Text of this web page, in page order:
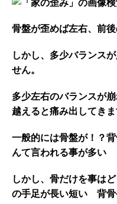
骨盤が歪めば左右、前
しかし、多少バランス
せん。
多少左右のバランスが
越えると痛み出してきま
一般的には骨盤が！？
んて言われる事が多い
しかし、骨だけを事は
の手足が長い短い 背骨